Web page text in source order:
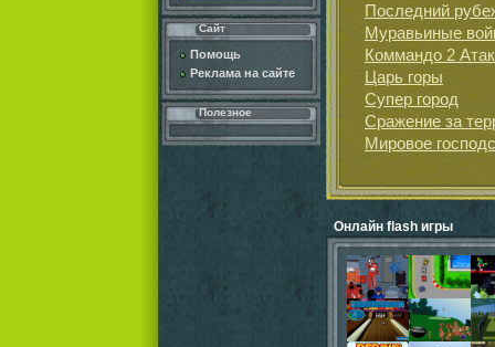
Сайт
Помощь
Реклама на сайте
Полезное
Последний
Муравьиные
Коммандо 2
Царь горы
Супер город
Сражение за
Мировое
Онлайн flash игры